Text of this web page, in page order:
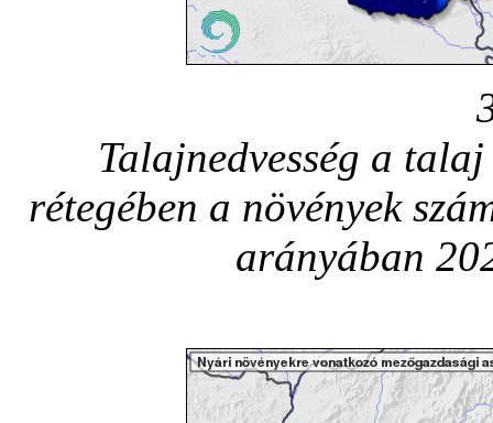
Talajnedvesség a
rétegében a növények
arányában